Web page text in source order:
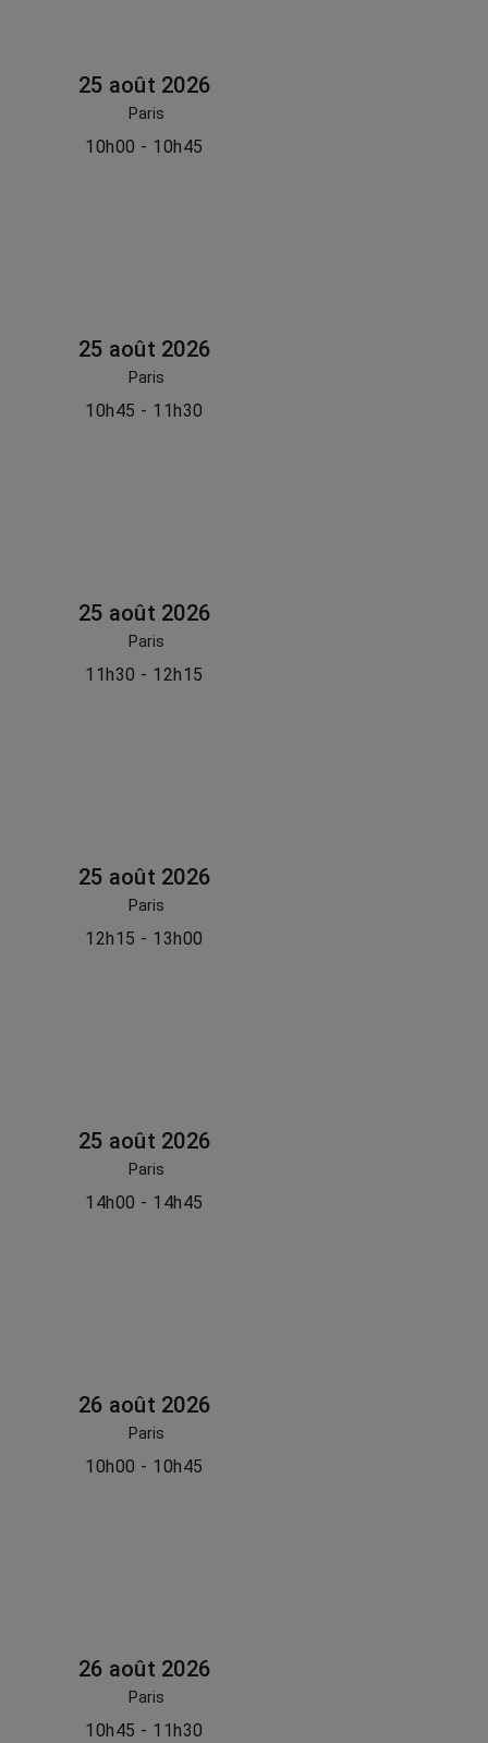
25 août 2026
Paris
10h00 - 10h45
25 août 2026
Paris
10h45 - 11h30
25 août 2026
Paris
11h30 - 12h15
25 août 2026
Paris
12h15 - 13h00
25 août 2026
Paris
14h00 - 14h45
26 août 2026
Paris
10h00 - 10h45
26 août 2026
Paris
10h45 - 11h30